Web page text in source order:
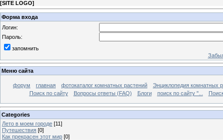
[SITE LOGO]
Форма входа
Логин:
Пароль:
запомнить
Меню сайта
форум главная фотокаталог комнатных растений
Энциклопедия комнатных
Поиск по сайту
Вопросы ответы (FAQ) Блоги поиск по сайту "...
Categories
Лето в моем городе [11]
Путешествия [0]
Как прекрасен этот мир [0]